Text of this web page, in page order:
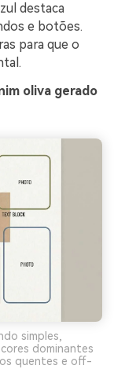
destaca
e botões.
para que o
oliva gerado
simples,
dominantes
quentes e off-